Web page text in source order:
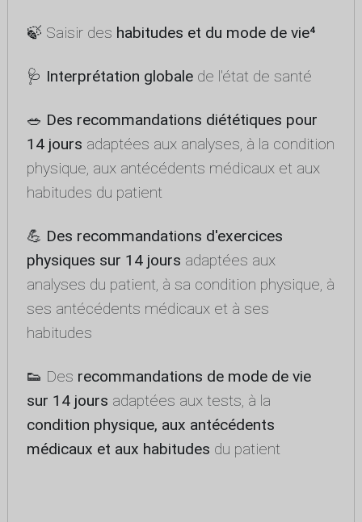
🍃 Saisir des habitudes et du mode de vie⁴
🩺 Interprétation globalede l'état de santé
🥗 Des recommandations diététiques pour
14 jours adaptées aux analyses, à la condition
physique, aux antécédents médicaux et aux
habitudes du patient
💪 Des recommandations d'exercices
physiques sur 14 jours adaptées aux
analyses du patient, à sa condition physique, à
ses antécédents médicaux et à ses
habitudes
👟 Des recommandations de mode de vie
sur 14 jours adaptées aux tests, à la
condition physique, aux antécédents
médicaux et aux habitudes du patient